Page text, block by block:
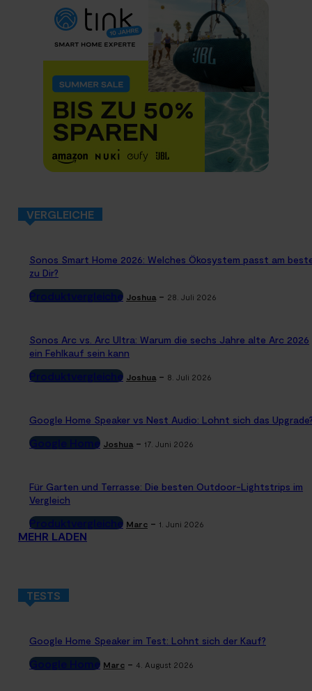
VERGLEICHE
Sonos Smart Home 2026: Welches Ökosystem passt am
zu Dir?
Produktvergleiche Joshua - 28. Juli 2026
Sonos Arc vs. Arc Ultra: Warum die sechs Jahre alte Arc 2026
ein Fehlkauf sein kann
Produktvergleiche Joshua - 8. Juli 2026
Google Home Speaker vs Nest Audio: Lohnt sich das
Google Home Joshua - 17. Juni 2026
Für Garten und Terrasse: Die besten Outdoor-Lightstrips im
Vergleich
Produktvergleiche Marc - 1. Juni 2026
MEHR LADEN
TESTS
Google Home Speaker im Test: Lohnt sich der Kauf?
Google Home Marc - 4. August 2026